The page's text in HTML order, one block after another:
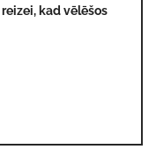
kad vēlēšos